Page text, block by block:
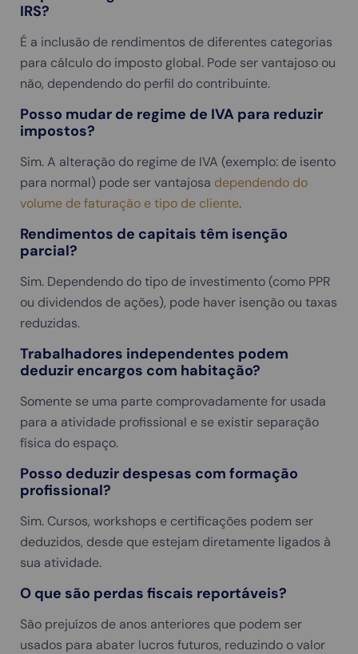
IRS?
É a inclusão de rendimentos de diferentes categorias
para cálculo do imposto global. Pode ser vantajoso ou
não, dependendo do perfil do contribuinte.
Posso mudar de regime de IVA para reduzir
impostos?
Sim. A alteração do regime de IVA (exemplo: de isento
para normal) pode ser vantajosa dependendo do
volume de faturação e tipo de cliente.
Rendimentos de capitais têm isenção
parcial?
Sim. Dependendo do tipo de investimento (como PPR
ou dividendos de ações), pode haver isenção ou taxas
reduzidas.
Trabalhadores independentes podem
deduzir encargos com habitação?
Somente se uma parte comprovadamente for usada
para a atividade profissional e se existir separação
física do espaço.
Posso deduzir despesas com formação
profissional?
Sim. Cursos, workshops e certificações podem ser
deduzidos, desde que estejam diretamente ligados à
sua atividade.
O que são perdas fiscais reportáveis?
São prejuízos de anos anteriores que podem ser
usados para abater lucros futuros, reduzindo o valor